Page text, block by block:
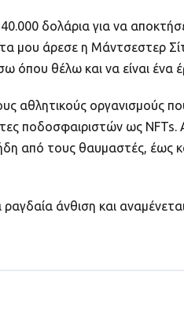
δολάρια για να
άρεσε η Μάντσεστερ
θέλω και να είναι ένα
αθλητικούς οργανισμούς
ποδοσφαιριστών ως
από τους θαυμαστές, έως
άνθιση και